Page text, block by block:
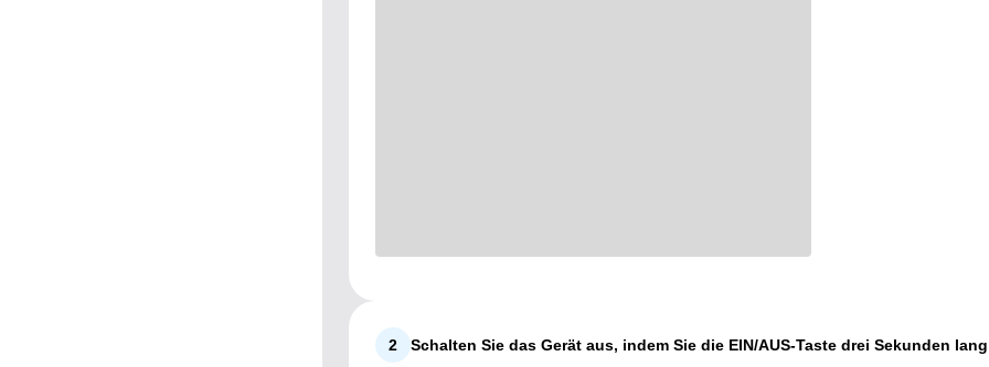
2 Schalten Sie das Gerät aus, indem Sie die EIN/AUS-Taste drei Sekunden